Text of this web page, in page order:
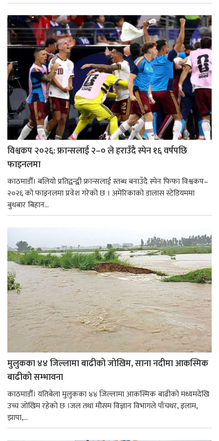
विश्वकप २०२६: फ्रान्सलाई २–० ले हराउँदै स्पेन १६ वर्षपछि
फाइनलमा
काठमाडौँ। बलियो प्रतिद्वन्द्वी फ्रान्सलाई स्तब्ध बनाउँदै स्पेन फिफा विश्वकप–
२०२६ को फाइनलमा प्रवेश गरेको छ । अमेरिकाको डालास स्टेडियममा
बुधबार बिहान...
मुलुकका ४४ जिल्लामा बाढीको जोखिम, साना नदीमा आकस्मिक
बाढीको सम्भावना
काठमाडौँ। यतिबेला मुलुकका ४४ जिल्लामा आकस्मिक बाढीको मध्यमदेखि
उच्च जोखिम रहेको छ ।जल तथा मौसम विज्ञान विभागले पाँचथर, इलाम,
झापा,...